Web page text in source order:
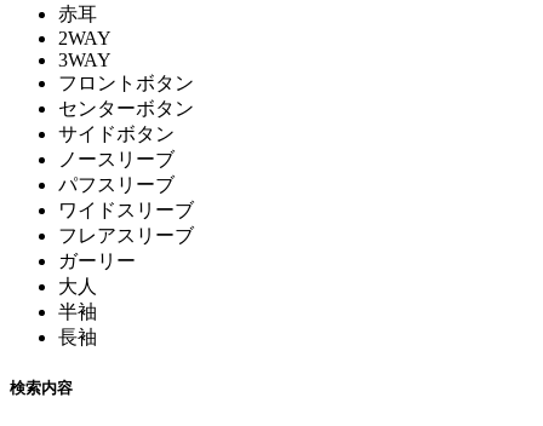
赤耳
2WAY
3WAY
フロントボタン
センターボタン
サイドボタン
ノースリーブ
パフスリーブ
ワイドスリーブ
フレアスリーブ
ガーリー
大人
半袖
長袖
検索内容